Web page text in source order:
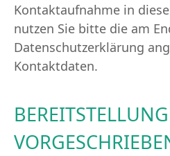
Kontaktaufnahme in
nutzen Sie bitte die am
Datenschutzerklärung
Kontaktdaten.
BEREITSTELLUNG